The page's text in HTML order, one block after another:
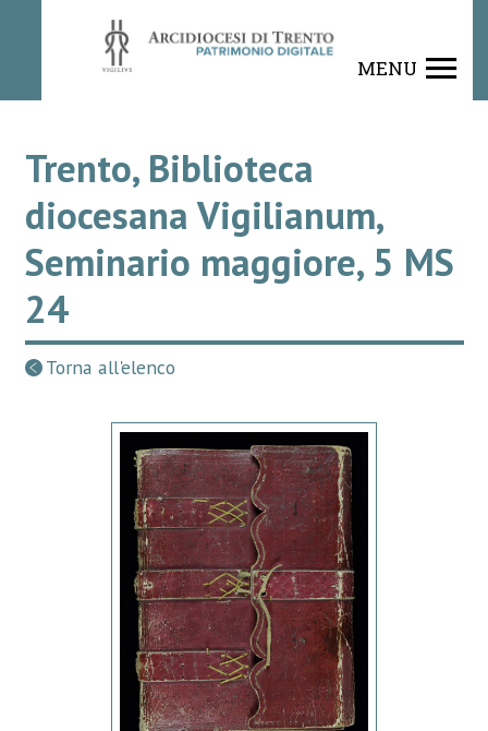
MENU
Trento, Biblioteca
diocesana Vigilianum,
Seminario maggiore, 5 MS
24
Torna all'elenco